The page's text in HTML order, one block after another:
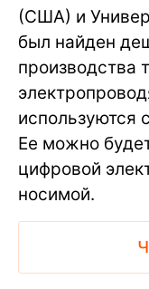
(США) и
был найден
производства
используются
Ее можно
цифровой
носимой.